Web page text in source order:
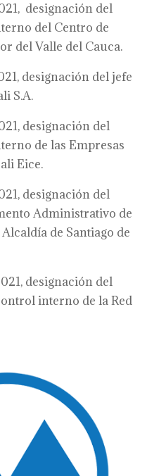
designación del
del Centro de
del Valle del Cauca.
designación del jefe
S.A.
designación del
de las Empresas
Eice.
designación del
Administrativo de
de Santiago de
designación del
interno de la Red